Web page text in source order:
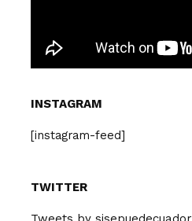
INSTAGRAM
[instagram-feed]
TWITTER